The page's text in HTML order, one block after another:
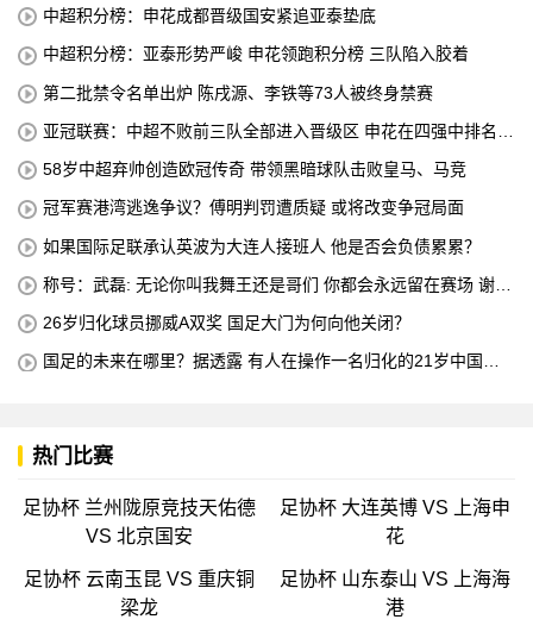
中超积分榜：申花成都晋级国安紧追亚泰垫底
中超积分榜：亚泰形势严峻 申花领跑积分榜 三队陷入胶着
第二批禁令名单出炉 陈戌源、李铁等73人被终身禁赛
亚冠联赛：中超不败前三队全部进入晋级区 申花在四强中排名第
58岁中超弃帅创造欧冠传奇 带领黑暗球队击败皇马、马竞
冠军赛港湾逃逸争议？傅明判罚遭质疑 或将改变争冠局面
如果国际足联承认英波为大连人接班人 他是否会负债累累？
称号：武磊: 无论你叫我舞王还是哥们 你都会永远留在赛场 谢谢
26岁归化球员挪威A双奖 国足大门为何向他关闭？
国足的未来在哪里？据透露 有人在操作一名归化的21岁中国中
热门比赛
足协杯 兰州陇原竞技天佑德
VS 北京国安
足协杯 大连英博 VS 上海申
花
足协杯 云南玉昆 VS 重庆铜
梁龙
足协杯 山东泰山 VS 上海海
港